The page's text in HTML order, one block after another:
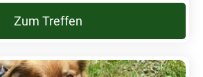
Zum Treffen